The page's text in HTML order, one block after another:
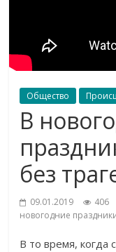
Общество
В
без
09.01.2019 406
новогодние
В то время, когда